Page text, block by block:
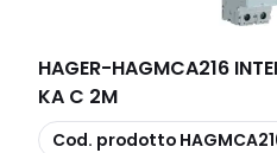
HAGER-HAGMCA216
KA C 2M
copia
Cod. prodotto